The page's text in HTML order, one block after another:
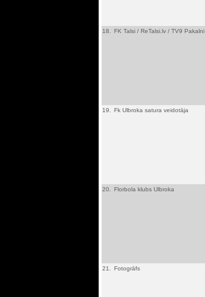
18. FK Talsi / ReTalsi.lv / TV9 Pakalni
19. Fk Ulbroka satura veidotāja
20. Florbola klubs Ulbroka
21. Fotogrāfs